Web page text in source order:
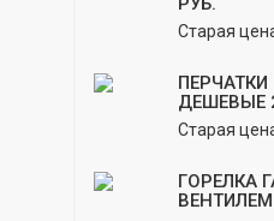
Старая
ДЕШЕВЫЕ
Старая
ГОРЕЛКА
ВЕНТИЛЕМ